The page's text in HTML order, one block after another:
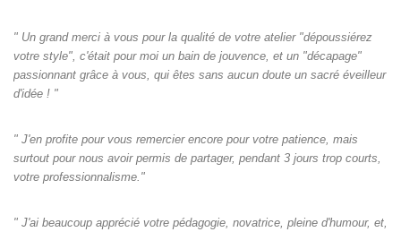
" Un grand merci à vous pour la qualité de votre atelier "dépoussiérez
votre style", c'était pour moi un bain de jouvence, et un "décapage"
passionnant grâce à vous, qui êtes sans aucun doute un sacré éveilleur
d'idée ! "
" J'en profite pour vous remercier encore pour votre patience, mais
surtout pour nous avoir permis de partager, pendant 3 jours trop courts,
votre professionnalisme."
" J'ai beaucoup apprécié votre pédagogie, novatrice, pleine d'humour, et,